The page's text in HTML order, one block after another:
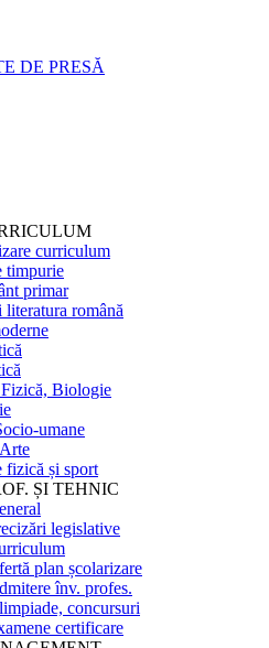
DE PRESĂ
curriculum
timpurie
primar
literatura română
Biologie
umane
fizică și sport
ȘI TEHNIC
legislative
plan școlarizare
înv. profes.
concursuri
certificare